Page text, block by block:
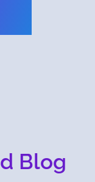
Blog